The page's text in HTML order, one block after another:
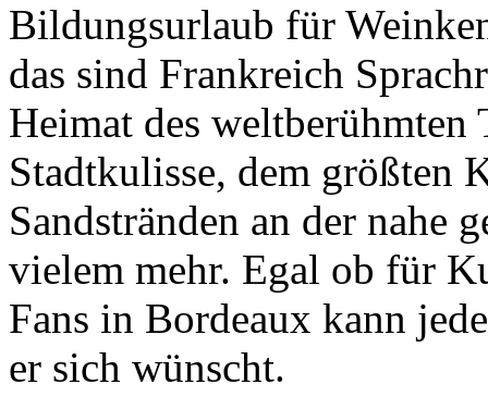
Bildungsurlaub für
das sind Frankreich
Heimat des
Stadtkulisse, dem größten
Sandstränden an der nahe
vielem mehr. Egal ob für
Fans in Bordeaux kann
er sich wünscht.